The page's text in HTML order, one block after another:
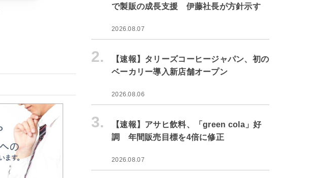
で製販の成長支援 伊藤社長が方針示す
2026.08.07
2.
【速報】タリーズコーヒージャパン、初の
ベーカリー導入新店舗オープン
2026.08.06
3.
【速報】アサヒ飲料、「green cola」好
調 年間販売目標を4倍に修正
2026.08.07